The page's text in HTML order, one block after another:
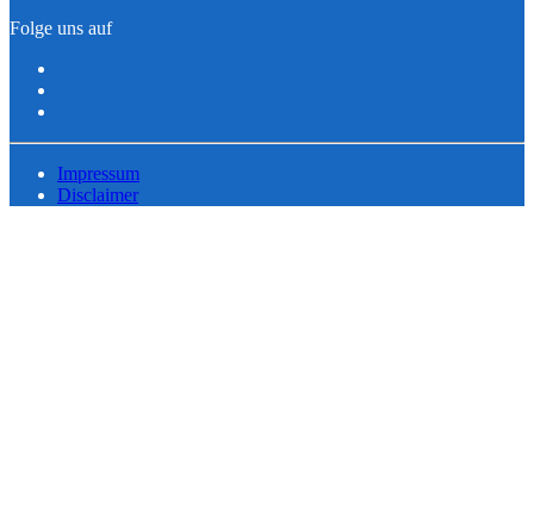
Folge uns auf
Impressum
Disclaimer